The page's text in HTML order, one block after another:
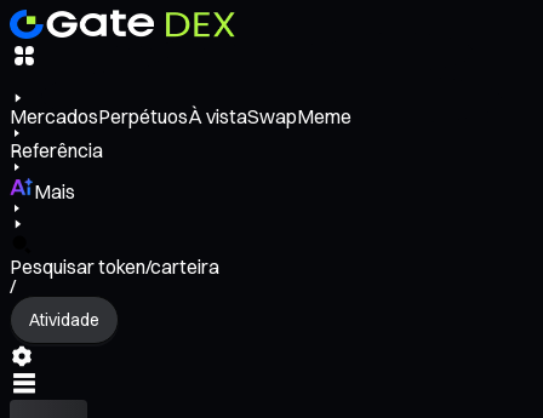
MercadosPerpétuosÀ vistaSwapMeme
Referência
Mais
Pesquisar token/carteira
/
Atividade